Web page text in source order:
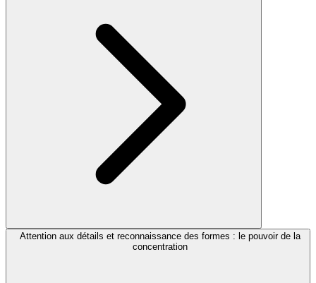
Attention aux détails et reconnaissance des formes : le pouvoir de la
concentration